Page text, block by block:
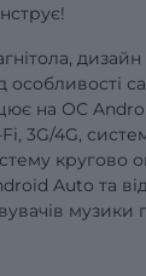
дизайн
особливості
на ОС
3G/4G,
кругово
Auto та
музики